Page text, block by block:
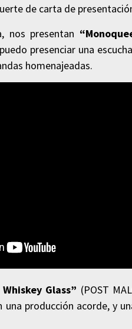
de carta de
nos presentan
presenciar una
homenajeadas.
Glass” (POST
producción acorde, y